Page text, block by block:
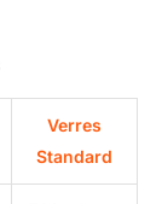
Verres
Standard